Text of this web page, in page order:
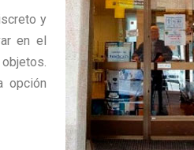
y
en el
opción